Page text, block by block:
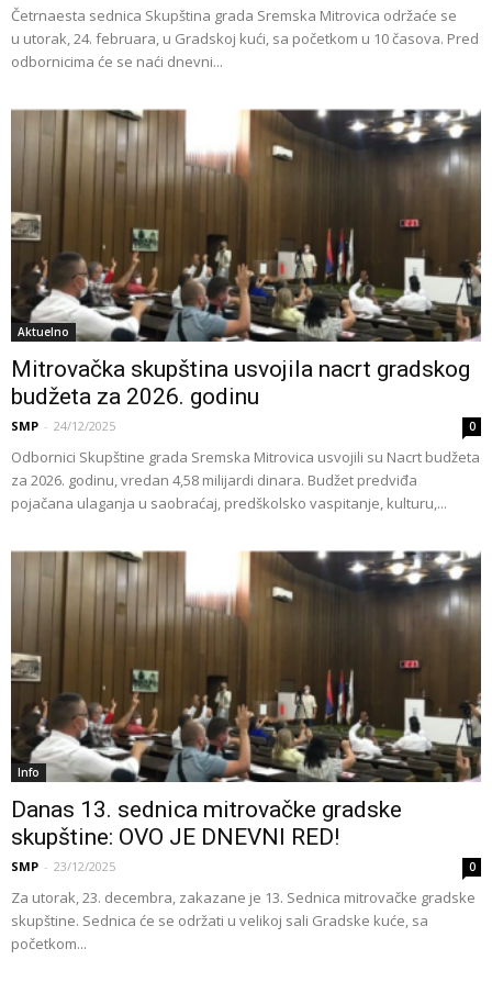
Četrnaesta sednica Skupština grada Sremska Mitrovica održaće se
u utorak, 24. februara, u Gradskoj kući, sa početkom u 10 časova. Pred
odbornicima će se naći dnevni...
Aktuelno
Mitrovačka skupština usvojila nacrt gradskog
budžeta za 2026. godinu
SMP - 24/12/2025 0
Odbornici Skupštine grada Sremska Mitrovica usvojili su Nacrt budžeta
za 2026. godinu, vredan 4,58 milijardi dinara. Budžet predviđa
pojačana ulaganja u saobraćaj, predškolsko vaspitanje, kulturu,...
Info
Danas 13. sednica mitrovačke gradske
skupštine: OVO JE DNEVNI RED!
SMP - 23/12/2025 0
Za utorak, 23. decembra, zakazane je 13. Sednica mitrovačke gradske
skupštine. Sednica će se održati u velikoj sali Gradske kuće, sa
početkom...